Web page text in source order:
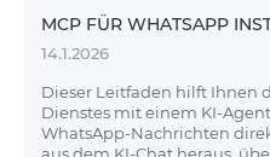
MCP FÜR WHATSAPP
14.1.2026
Dieser Leitfaden hilft Ihnen
Dienstes mit einem KI-
WhatsApp-Nachrichten